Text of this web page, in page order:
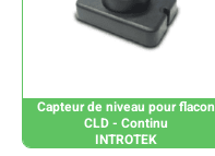
Capteur de niveau pour flacon
CLD - Continu
INTROTEK